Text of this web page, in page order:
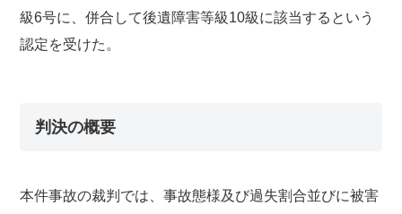
級6号に、併合して後遺障害等級10級に該当するという
認定を受けた。
判決の概要
本件事故の裁判では、事故態様及び過失割合並びに被害